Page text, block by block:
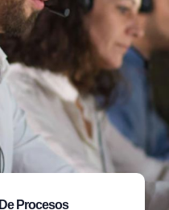
De Procesos